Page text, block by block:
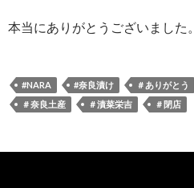
本当にありがとうございました。
#NARA #奈良漬け ＃ありがとう
＃奈良土産
＃漬菜栄吉 ＃閉店